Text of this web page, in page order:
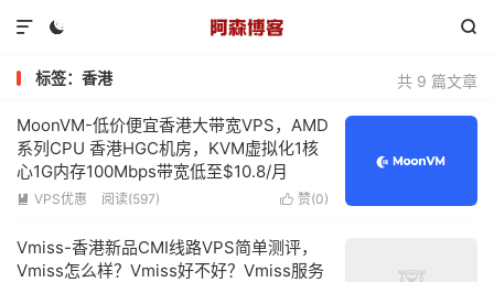
 

共 9 篇文章
标签：香港
MoonVM-低价便宜香港大带宽VPS，AMD
系列CPU 香港HGC机房，KVM虚拟化1核
心1G内存100Mbps带宽低至$10.8/月
 赞(0)
 VPS优惠 阅读(597)
Vmiss-香港新品CMI线路VPS简单测评，
Vmiss怎么样？Vmiss好不好？Vmiss服务